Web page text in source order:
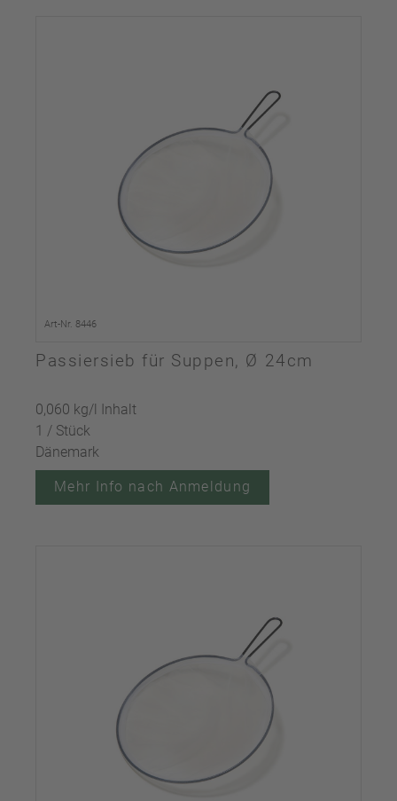
Art-Nr. 8446
Passiersieb für Suppen, Ø 24cm
0,060 kg/l Inhalt
1 / Stück
Dänemark
Mehr Info nach Anmeldung